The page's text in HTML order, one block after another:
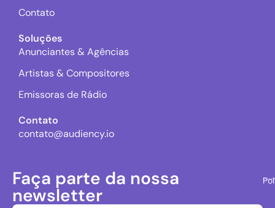
Contato
Soluções
Anunciantes & Agências
Artistas & Compositores
Emissoras de Rádio
Contato
contato@audiency.io
Faça parte da nossa
newsletter